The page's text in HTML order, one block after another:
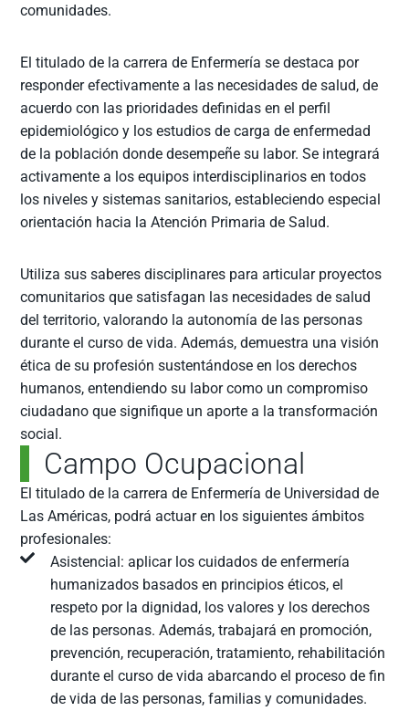
comunidades.
El titulado de la carrera de Enfermería se destaca por
responder efectivamente a las necesidades de salud, de
acuerdo con las prioridades definidas en el perfil
epidemiológico y los estudios de carga de enfermedad
de la población donde desempeñe su labor. Se integrará
activamente a los equipos interdisciplinarios en todos
los niveles y sistemas sanitarios, estableciendo especial
orientación hacia la Atención Primaria de Salud.
Utiliza sus saberes disciplinares para articular proyectos
comunitarios que satisfagan las necesidades de salud
del territorio, valorando la autonomía de las personas
durante el curso de vida. Además, demuestra una visión
ética de su profesión sustentándose en los derechos
humanos, entendiendo su labor como un compromiso
ciudadano que signifique un aporte a la transformación
social.
Campo Ocupacional
El titulado de la carrera de Enfermería de Universidad de
Las Américas, podrá actuar en los siguientes ámbitos
profesionales:
Asistencial: aplicar los cuidados de enfermería
humanizados basados en principios éticos, el
respeto por la dignidad, los valores y los derechos
de las personas. Además, trabajará en promoción,
prevención, recuperación, tratamiento, rehabilitación
durante el curso de vida abarcando el proceso de fin
de vida de las personas, familias y comunidades.